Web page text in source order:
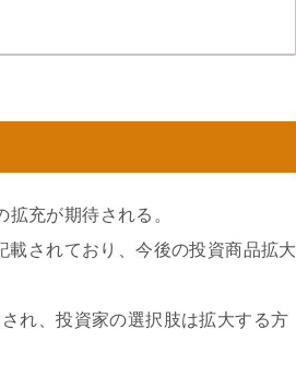
充が期待される。
されており、今後の投資商品拡大
され、投資家の選択肢は拡大する方